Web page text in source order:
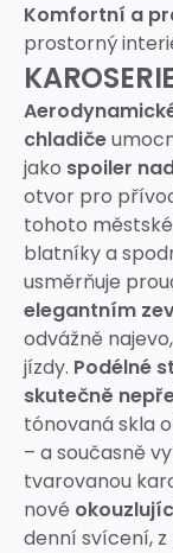
Komfortní a
prostorný
chladiče
jako spoiler
otvor pro
tohoto
blatníky a
usměrňuje
elegantním
odvážně
jízdy. Podélné
skutečně
tónovaná skla
– a současně
tvarovanou
nové
denní svícení,